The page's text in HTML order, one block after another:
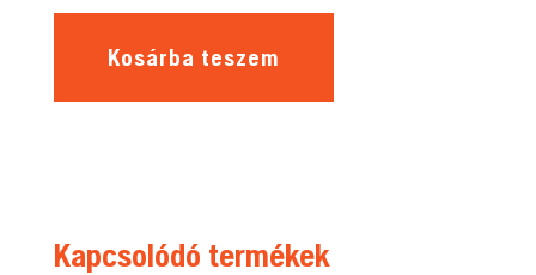
Kosárba teszem
Kapcsolódó termékek